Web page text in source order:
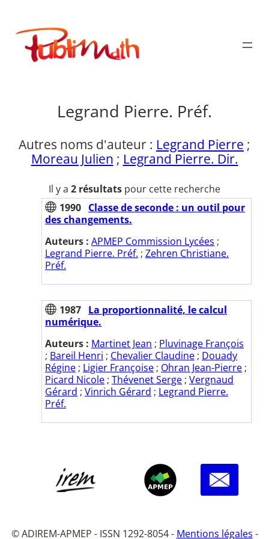
contenu
Publimath
Legrand Pierre. Préf.
Autres noms d'auteur : Legrand Pierre ;
Moreau Julien ; Legrand Pierre. Dir.
Il y a 2 résultats pour cette recherche
1990 Classe de seconde : un outil pour
des changements.
Auteurs : APMEP Commission Lycées ;
Legrand Pierre. Préf. ; Zehren Christiane.
Préf.
1987 La proportionnalité, le calcul
numérique.
Auteurs : Martinet Jean ; Pluvinage François
; Bareil Henri ; Chevalier Claudine ; Douady
Régine ; Ligier Françoise ; Ohran Jean-Pierre ;
Picard Nicole ; Thévenet Serge ; Vergnaud
Gérard ; Vinrich Gérard ; Legrand Pierre.
Préf.
© ADIREM-APMEP - ISSN 1292-8054 - Mentions légales -